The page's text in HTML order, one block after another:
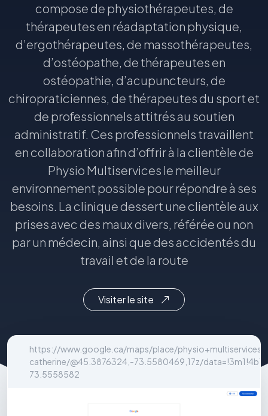
compose de physiothérapeutes, de
thérapeutes en réadaptation physique,
d’ergothérapeutes, de massothérapeutes,
d’ostéopathe, de thérapeutes en
ostéopathie, d’acupuncteurs, de
chiropraticiennes, de thérapeutes du sport et
de professionnels attitrés au soutien
administratif. Ces professionnels travaillent
en collaboration afin d’offrir à la clientèle de
Physio Multiservices le meilleur
environnement possible pour répondre à ses
besoins. La clinique dessert une clientèle aux
prises avec des maux divers, référée ou non
par un médecin, ainsi que des accidentés du
travail et de la route
Visiter le site
https://www.google.ca/maps/place/
catherine/@45.3876324,-73.5580469,17z/
73.5558582